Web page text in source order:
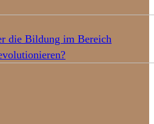
die Bildung im Bereich